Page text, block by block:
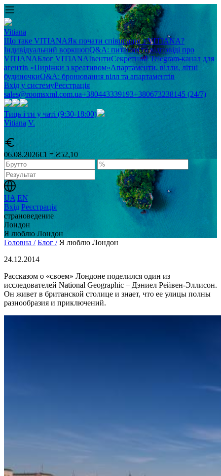
Vitiana
Що таке VITIANAЯк почати співпрацю з VITIANA?
Індивідуальний воркшопQ&A: питання та відповіді про
VITIANAБлог VITIANAІвентиСекретний Telegram-канал для
агентів «Пиріжки з креативом»Апартаменти, вілли, літні
будиночкиQ&A: бронювання вілл та апартаментів
Вхід у системуРеєстрація
sales@roomsxml.com.ua+380443339193+380673238145 (24/7)
Тиць і ти у чаті (9:30-18:00)
Vitiana V.
06.08.2026€1 = ₴52,10
UA EN
Вхід Реєстрація
cтрановедение
Лондон
Я люблю Лондон
Головна / Блог / Я люблю Лондон
24.12.2014
Рассказом о «своем» Лондоне поделился один из
исследователей National Geographic – Дэниел Рейвен-Эллисон.
Он живет в британской столице и знает, что ее улицы полны
разнообразия и приключений.